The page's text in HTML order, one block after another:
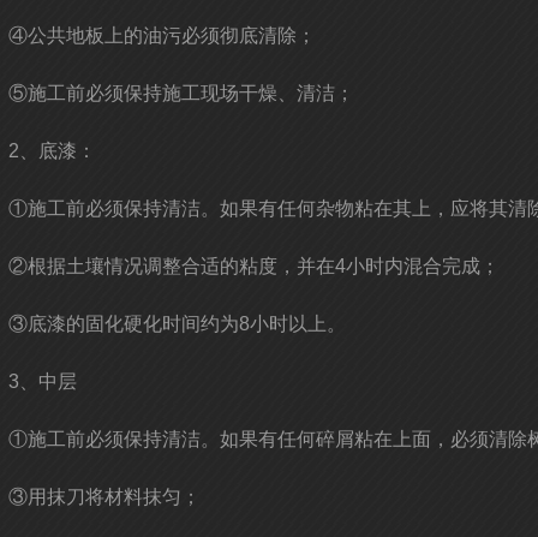
④公共地板上的油污必须彻底清除；
⑤施工前必须保持施工现场干燥、清洁；
2、底漆：
①施工前必须保持清洁。如果有任何杂物粘在其上，应将其清
②根据土壤情况调整合适的粘度，并在4小时内混合完成；
③底漆的固化硬化时间约为8小时以上。
3、中层
①施工前必须保持清洁。如果有任何碎屑粘在上面，必须清除
③用抹刀将材料抹匀；